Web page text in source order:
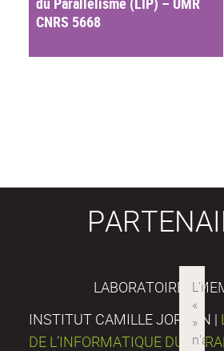
CNRS 5668
LABORATOIRES
INSTITUT CAMILLE JORDAN |
DE L’INFORMATIQUE DU